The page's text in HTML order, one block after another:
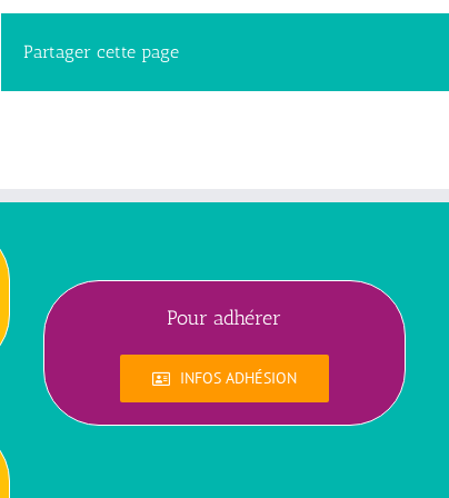
Partager cette page
Pour adhérer
INFOS ADHÉSION